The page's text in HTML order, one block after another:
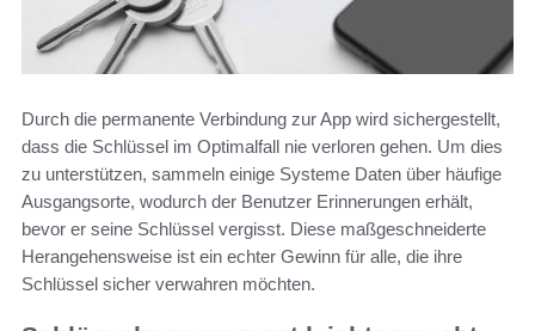
Durch die permanente Verbindung zur App wird sichergestellt,
dass die Schlüssel im Optimalfall nie verloren gehen. Um dies
zu unterstützen, sammeln einige Systeme Daten über häufige
Ausgangsorte, wodurch der Benutzer Erinnerungen erhält,
bevor er seine Schlüssel vergisst. Diese maßgeschneiderte
Herangehensweise ist ein echter Gewinn für alle, die ihre
Schlüssel sicher verwahren möchten.